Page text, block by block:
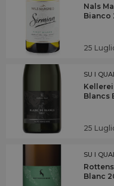
Nals
Bianco
25
SU I
Blancs
25
SU I
Blanc